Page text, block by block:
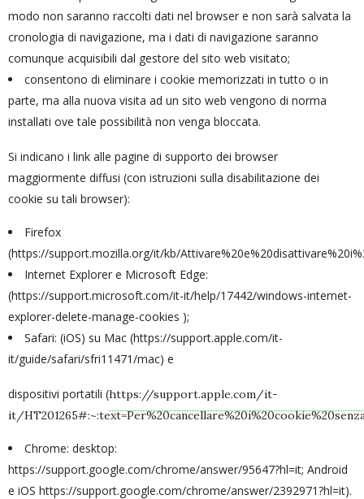
modo non saranno raccolti dati nel browser e non sarà salvata la
cronologia di navigazione, ma i dati di navigazione saranno
comunque acquisibili dal gestore del sito web visitato;
consentono di eliminare i cookie memorizzati in tutto o in
parte, ma alla nuova visita ad un sito web vengono di norma
installati ove tale possibilità non venga bloccata.
Si indicano i link alle pagine di supporto dei browser
maggiormente diffusi (con istruzioni sulla disabilitazione dei
cookie su tali browser):
Firefox
(https://support.mozilla.org/it/kb/
Internet Explorer e Microsoft Edge:
(https://support.microsoft.com/it-it/help/17442/windows-internet-
explorer-delete-manage-cookies );
Safari: (iOS) su Mac (https://support.apple.com/it-
it/guide/safari/sfri11471/mac) e
dispositivi portatili (https://support.apple.com/it-
it/
Chrome: desktop:
https://support.google.com/chrome/answer/95647?hl=it; Android
e iOS https://support.google.com/chrome/answer/2392971?hl=it).